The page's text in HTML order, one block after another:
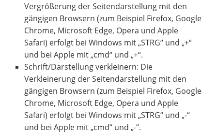
Vergrößerung der Seitendarstellung mit den
gängigen Browsern (zum Beispiel Firefox, Google
Chrome, Microsoft Edge, Opera und Apple
Safari) erfolgt bei Windows mit „STRG“ und „+“
und bei Apple mit „cmd“ und „+“.
Schrift/Darstellung verkleinern: Die
Verkleinerung der Seitendarstellung mit den
gängigen Browsern (zum Beispiel Firefox, Google
Chrome, Microsoft Edge, Opera und Apple
Safari) erfolgt bei Windows mit „STRG“ und „-“
und bei Apple mit „cmd“ und „-“.